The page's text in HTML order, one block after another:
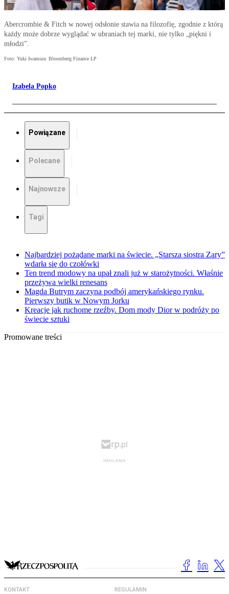
Abercrombie & Fitch w nowej odsłonie stawia na filozofię, zgodnie z którą
każdy może dobrze wyglądać w ubraniach tej marki, nie tylko „piękni i
młodzi”.
Foto: Yuki Iwamura: Bloomberg Finance LP
Izabela Popko
Powiązane
Polecane
Najnowsze
Tagi
Najbardziej pożądane marki na świecie. „Starsza siostra Zary”
wdarła się do czołówki
Ten trend modowy na upał znali już w starożytności. Właśnie
przeżywa wielki renesans
Magda Butrym zaczyna podbój amerykańskiego rynku.
Pierwszy butik w Nowym Jorku
Kreacje jak ruchome rzeźby. Dom mody Dior w podróży po
świecie sztuki
Promowane treści
KONTAKT REGULAMIN